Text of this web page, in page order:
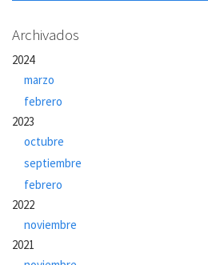
Archivados
2024
marzo
febrero
2023
octubre
septiembre
febrero
2022
noviembre
2021